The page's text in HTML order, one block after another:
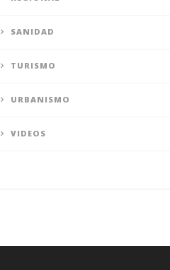
SANIDAD
TURISMO
URBANISMO
VIDEOS